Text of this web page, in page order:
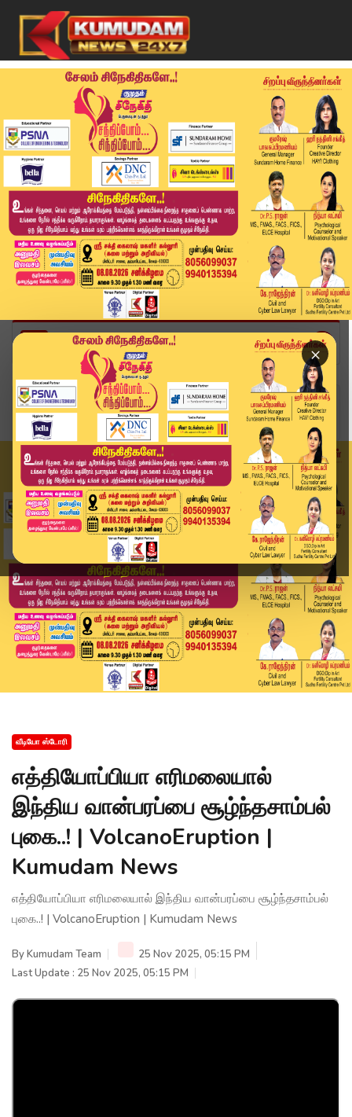
×
Home
வீடியோ ஸ்டோரி
எத்தியோப்பியா எரிமலையால் இந்திய வான்பரப்பை சூழ்...
வீடியோ ஸ்டோரி
எத்தியோப்பியா எரிமலையால்
இந்திய வான்பரப்பை சூழ்ந்தசாம்பல்
புகை..! | VolcanoEruption |
Kumudam News
எத்தியோப்பியா எரிமலையால் இந்திய வான்பரப்பை சூழ்ந்தசாம்பல்
புகை..! | VolcanoEruption | Kumudam News
ByKumudam Team
25 Nov 2025, 05:15 PM
Last Update : 25 Nov 2025, 05:15 PM